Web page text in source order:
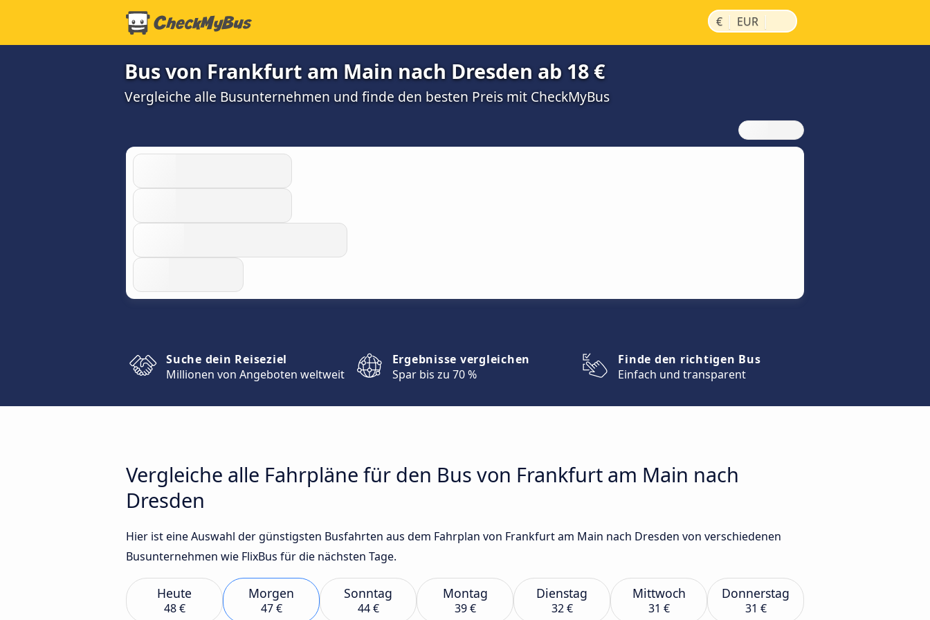
€ | EUR |
Bus von Frankfurt am Main nach Dresden ab 18 €
Vergleiche alle Busunternehmen und finde den besten Preis mit CheckMyBus
Suche dein Reiseziel
Millionen von Angeboten weltweit
Ergebnisse vergleichen
Spar bis zu 70 %
Finde den richtigen Bus
Einfach und transparent
Vergleiche alle Fahrpläne für den Bus von Frankfurt am Main nach
Dresden
Hier ist eine Auswahl der günstigsten Busfahrten aus dem Fahrplan von Frankfurt am Main nach Dresden von verschiedenen
Busunternehmen wie FlixBus für die nächsten Tage.
Heute
48 €
Morgen
47 €
Sonntag
44 €
Montag
39 €
Dienstag
32 €
Mittwoch
31 €
Donnerstag
31 €